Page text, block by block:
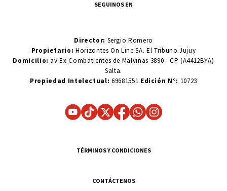
SEGUINOS EN
Director: Sergio Romero
Propietario:Horizontes On Line SA. El Tribuno Jujuy
Domicilio: av Ex Combatientes de Malvinas 3890 - CP (A4412BYA)
Salta.
Propiedad Intelectual: 69681551 Edición N°: 10723
TÉRMINOS Y CONDICIONES
CONTÁCTENOS